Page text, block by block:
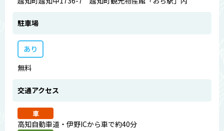
駐車場
あり
無料
交通アクセス
車
高知自動車道・伊野ICから車で約40分